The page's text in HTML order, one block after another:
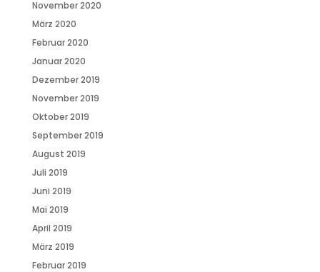
November 2020
März 2020
Februar 2020
Januar 2020
Dezember 2019
November 2019
Oktober 2019
September 2019
August 2019
Juli 2019
Juni 2019
Mai 2019
April 2019
März 2019
Februar 2019